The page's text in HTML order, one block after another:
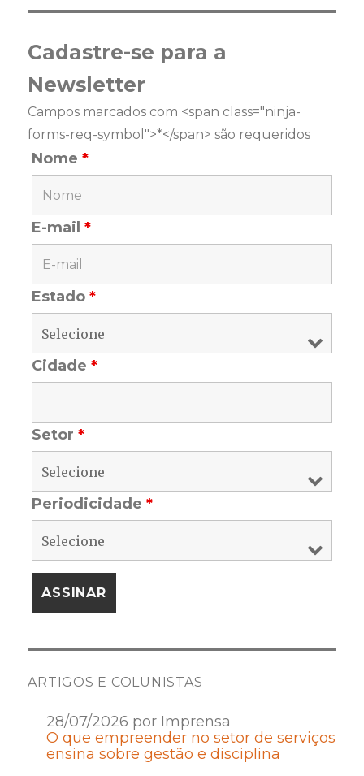
Cadastre-se para a
Newsletter
Campos marcados com <span class="ninja-
forms-req-symbol">*</span> são requeridos
Nome*
E-mail*
Estado*
Cidade*
Setor*
Periodicidade*
ARTIGOS E COLUNISTAS
28/07/2026 por Imprensa
O que empreender no setor de serviços
ensina sobre gestão e disciplina